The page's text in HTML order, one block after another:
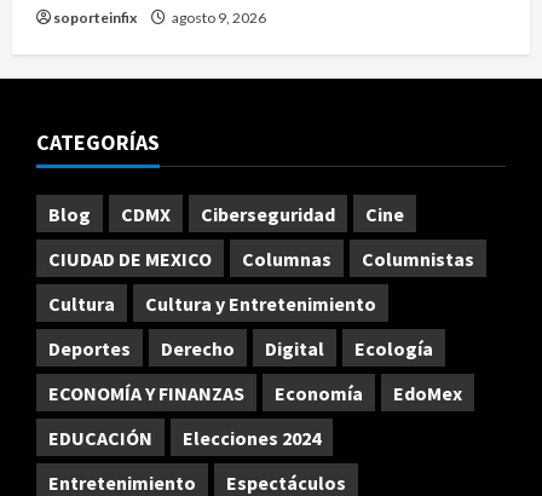
soporteinfix agosto 9, 2026
CATEGORÍAS
Blog CDMX Ciberseguridad
Cine
CIUDAD DE MEXICO
Columnas
Columnistas
Cultura
Cultura y Entretenimiento
Deportes
Derecho Digital
Ecología
ECONOMÍA Y FINANZAS
Economía
EdoMex
EDUCACIÓN
Elecciones 2024
Entretenimiento
Espectáculos